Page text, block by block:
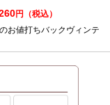
円（税込）
お値打ちバックヴィンテ